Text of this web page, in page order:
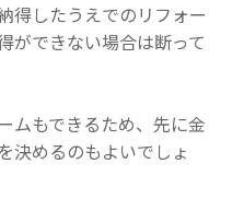
得したうえでのリフォー
ができない場合は断って
ムもできるため、先に金
決めるのもよいでしょ